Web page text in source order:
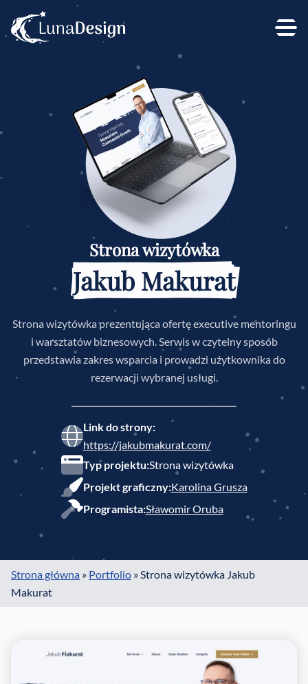
Strona wizytówka
Jakub Makurat
Strona wizytówka prezentująca ofertę executive mentoringu
i warsztatów biznesowych. Serwis w czytelny sposób
przedstawia zakres wsparcia i prowadzi użytkownika do
rezerwacji wybranej usługi.
Link do strony:
https://jakubmakurat.com/
Typ projektu:Strona wizytówka
Projekt graficzny:Karolina Grusza
Programista:Sławomir Oruba
Strona główna » Portfolio » Strona wizytówka Jakub
Makurat